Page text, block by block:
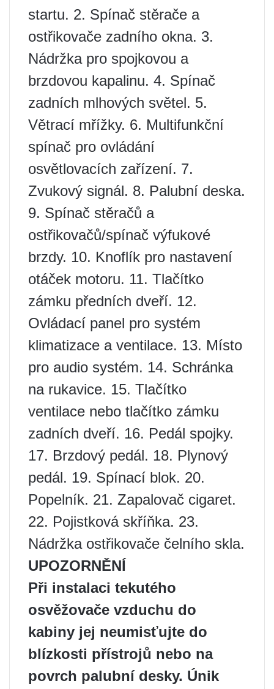
startu. 2. Spínač stěrače a
ostřikovače zadního okna. 3.
Nádržka pro spojkovou a
brzdovou kapalinu. 4. Spínač
zadních mlhových světel. 5.
Větrací mřížky. 6. Multifunkční
spínač pro ovládání
osvětlovacích zařízení. 7.
Zvukový signál. 8. Palubní deska.
9. Spínač stěračů a
ostřikovačů/spínač výfukové
brzdy. 10. Knoflík pro nastavení
otáček motoru. 11. Tlačítko
zámku předních dveří. 12.
Ovládací panel pro systém
klimatizace a ventilace. 13. Místo
pro audio systém. 14. Schránka
na rukavice. 15. Tlačítko
ventilace nebo tlačítko zámku
zadních dveří. 16. Pedál spojky.
17. Brzdový pedál. 18. Plynový
pedál. 19. Spínací blok. 20.
Popelník. 21. Zapalovač cigaret.
22. Pojistková skříňka. 23.
Nádržka ostřikovače čelního skla.
UPOZORNĚNÍ
Při instalaci tekutého
osvěžovače vzduchu do
kabiny jej neumisťujte do
blízkosti přístrojů nebo na
povrch palubní desky. Únik